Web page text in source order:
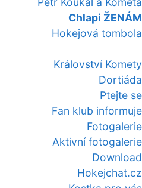
Chlapi ŽENÁM
Hokejová tombola
Království Komety
Dortiáda
Ptejte se
Fan klub informuje
Fotogalerie
Aktivní fotogalerie
Download
Hokejchat.cz